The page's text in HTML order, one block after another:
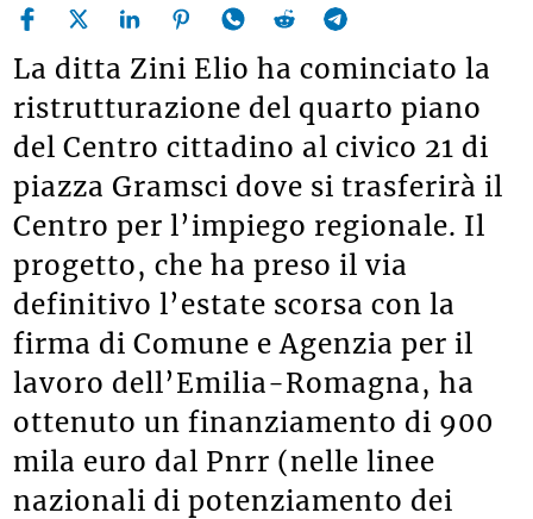
La ditta Zini Elio ha cominciato la
ristrutturazione del quarto piano
del Centro cittadino al civico 21 di
piazza Gramsci dove si trasferirà il
Centro per l’impiego regionale. Il
progetto, che ha preso il via
definitivo l’estate scorsa con la
firma di Comune e Agenzia per il
lavoro dell’Emilia-Romagna, ha
ottenuto un finanziamento di 900
mila euro dal Pnrr (nelle linee
nazionali di potenziamento dei